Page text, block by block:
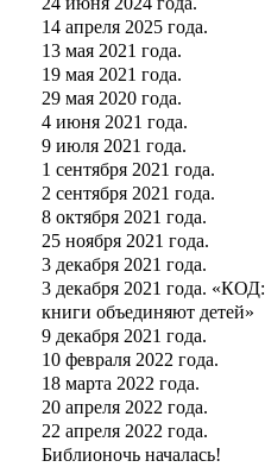
14 апреля 2025 года.
13 мая 2021 года.
19 мая 2021 года.
29 мая 2020 года.
4 июня 2021 года.
9 июля 2021 года.
1 сентября 2021 года.
2 сентября 2021 года.
8 октября 2021 года.
25 ноября 2021 года.
3 декабря 2021 года.
3 декабря 2021 года. «КОД:
книги объединяют детей»
9 декабря 2021 года.
10 февраля 2022 года.
18 марта 2022 года.
20 апреля 2022 года.
22 апреля 2022 года.
Библионочь началась!